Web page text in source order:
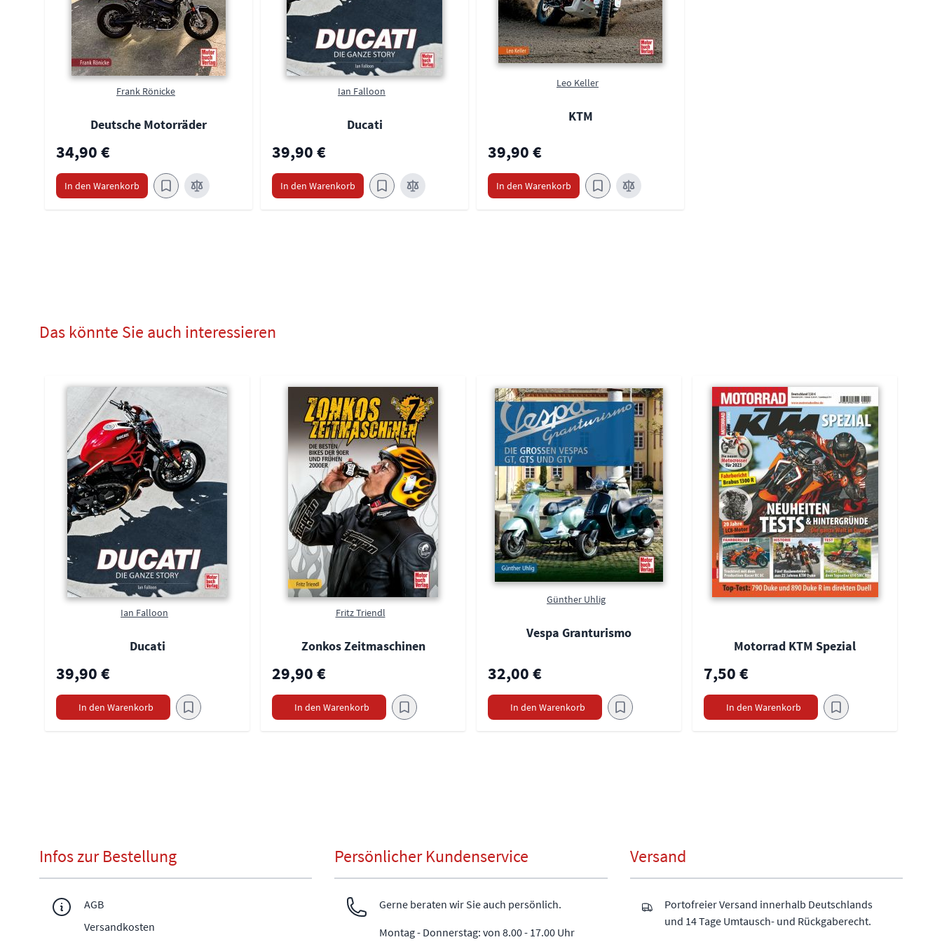
Frank Rönicke
Deutsche Motorräder
34,90 €
In den Warenkorb
Ian Falloon
Ducati
39,90 €
In den Warenkorb
Leo Keller
KTM
39,90 €
In den Warenkorb
Das könnte Sie auch interessieren
Ian Falloon
Ducati
39,90 €
In den Warenkorb
Fritz Triendl
Zonkos Zeitmaschinen
29,90 €
In den Warenkorb
Günther Uhlig
Vespa Granturismo
32,00 €
In den Warenkorb
Motorrad KTM Spezial
7,50 €
In den Warenkorb
Infos zur Bestellung
AGB
Versandkosten
Persönlicher Kundenservice
Gerne beraten wir Sie auch persönlich.
Montag - Donnerstag: von 8.00 - 17.00 Uhr
Versand
Portofreier Versand innerhalb Deutschlands
und 14 Tage Umtausch- und Rückgaberecht.